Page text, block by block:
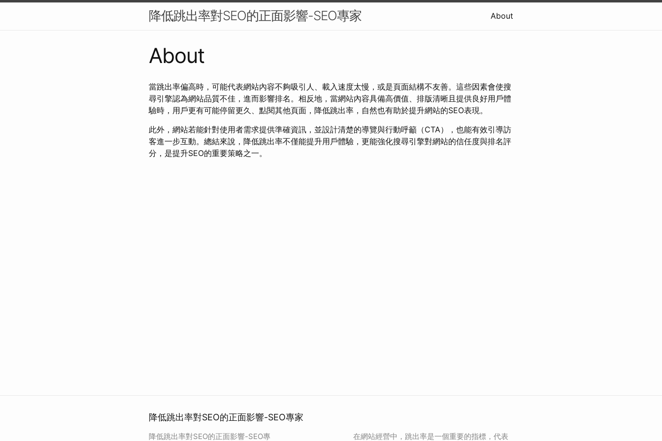
降低跳出率對SEO的正面影響-SEO專家 About
About
當跳出率偏高時，可能代表網站內容不夠吸引人、載入速度太慢，或是頁面結構不友善。這些因素會使搜
尋引擎認為網站品質不佳，進而影響排名。相反地，當網站內容具備高價值、排版清晰且提供良好用戶體
驗時，用戶更有可能停留更久、點閱其他頁面，降低跳出率，自然也有助於提升網站的SEO表現。
此外，網站若能針對使用者需求提供準確資訊，並設計清楚的導覽與行動呼籲（CTA），也能有效引導訪
客進一步互動。總結來說，降低跳出率不僅能提升用戶體驗，更能強化搜尋引擎對網站的信任度與排名評
分，是提升SEO的重要策略之一。
降低跳出率對SEO的正面影響-SEO專家
降低跳出率對SEO的正面影響-SEO專 在網站經營中，跳出率是一個重要的指標，代表